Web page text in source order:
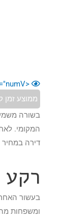
<span class="numV">מס' צפיות בפוסט:</span>
ממוצע זמן
בשורה
המקומי.
דירה במחיר
רקע
ומשפחות